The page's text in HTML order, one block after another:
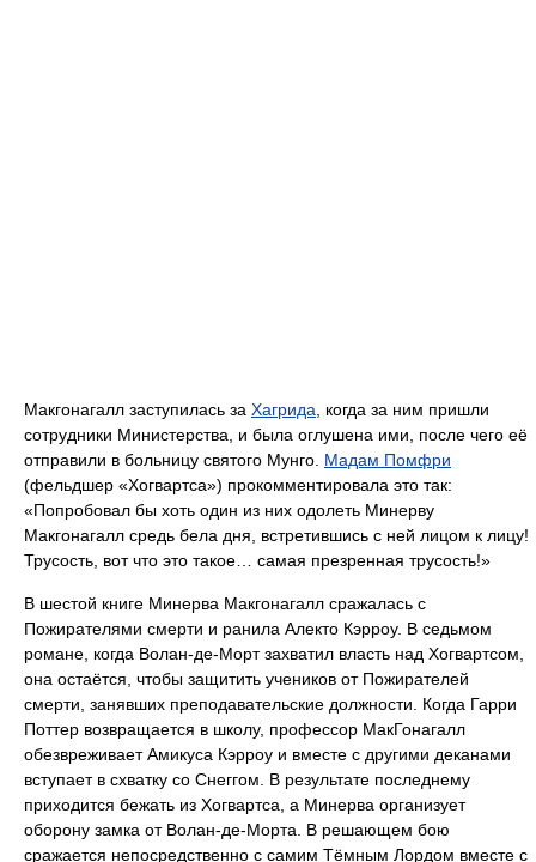
Макгонагалл заступилась за Хагрида , когда за ним пришли
сотрудники Министерства, и была оглушена ими, после чего её
отправили в больницу святого Мунго. Мадам Помфри
(фельдшер «Хогвартса») прокомментировала это так:
«Попробовал бы хоть один из них одолеть Минерву
Макгонагалл средь бела дня, встретившись с ней лицом к лицу!
Трусость, вот что это такое… самая презренная трусость!»
В шестой книге Минерва Макгонагалл сражалась с
Пожирателями смерти и ранила Алекто Кэрроу. В седьмом
романе, когда Волан-де-Морт захватил власть над Хогвартсом,
она остаётся, чтобы защитить учеников от Пожирателей
смерти, занявших преподавательские должности. Когда Гарри
Поттер возвращается в школу, профессор МакГонагалл
обезвреживает Амикуса Кэрроу и вместе с другими деканами
вступает в схватку со Снеггом. В результате последнему
приходится бежать из Хогвартса, а Минерва организует
оборону замка от Волан-де-Морта. В решающем бою
сражается непосредственно с самим Тёмным Лордом вместе с